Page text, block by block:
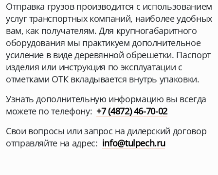
Отправка грузов производится с использованием
услуг транспортных компаний, наиболее удобных
вам, как получателям. Для крупногабаритного
оборудования мы практикуем дополнительное
усиление в виде деревянной обрешетки. Паспорт
изделия или инструкция по эксплуатации с
отметками ОТК вкладывается внутрь упаковки.
Узнать дополнительную информацию вы всегда
можете по телефону:+7 (4872) 46-70-02
Свои вопросы или запрос на дилерский договор
отправляйте на адрес: info@tulpech.ru